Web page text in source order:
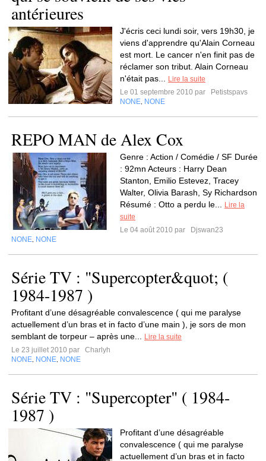
antérieures
J'écris ceci lundi soir, vers 19h30, je
viens d'apprendre qu'Alain Corneau
est mort. Le cancer n'en finit pas de
réclamer son tribut. Alain Corneau
n'était pas...
Lire la suite
Le 01 septembre 2010 par
Petistspavs
NONE NONE
REPO MAN de Alex Cox
Genre : Action / Comédie / SF Durée
: 92mn Acteurs : Harry Dean
Stanton, Emilio Estevez, Tracey
Walter, Olivia Barash, Sy Richardson
Résumé : Otto a perdu le...
Lire la
suite
Le 04 août 2010 par
Djswan23
NONE NONE
Série TV : "Supercopter&quot; (
1984-1987 )
Profitant d’une désagréable convalescence ( qui me paralyse
actuellement d’un bras et in facto d’une main ), je sors de mon
semblant de torpeur – après une...
Lire la suite
Le 23 juillet 2010 par
Charlyh
NONE NONE NONE
Série TV : "Supercopter" ( 1984-
1987 )
Profitant d’une désagréable
convalescence ( qui me paralyse
actuellement d’un bras et in facto